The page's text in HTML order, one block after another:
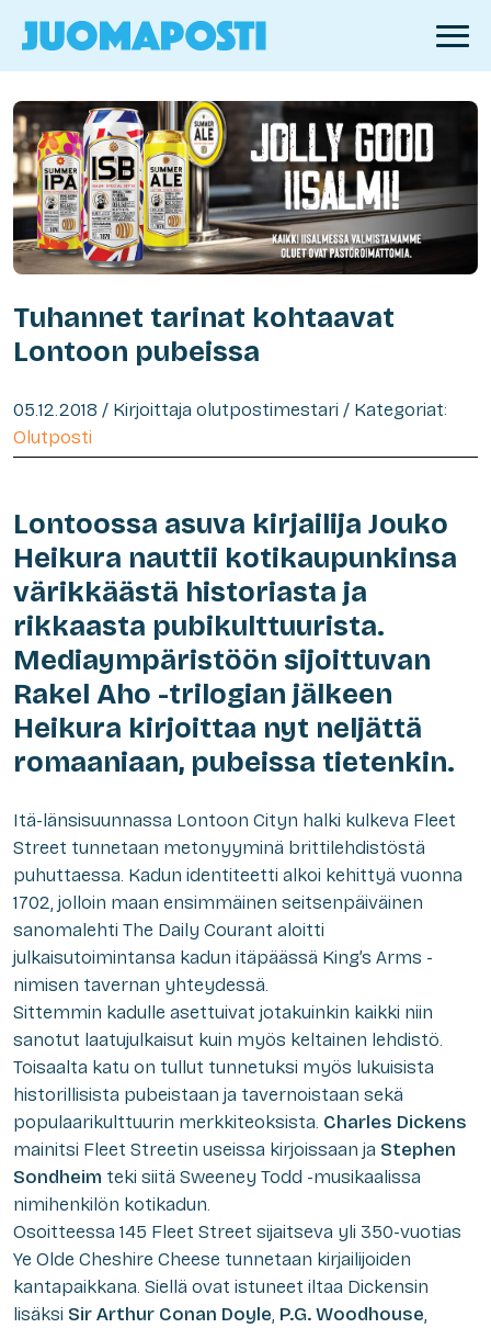
Tuhannet tarinat kohtaavat
Lontoon pubeissa
05.12.2018 / Kirjoittaja olutpostimestari / Kategoriat:
Olutposti
Lontoossa asuva kirjailija Jouko
Heikura nauttii kotikaupunkinsa
värikkäästä historiasta ja
rikkaasta pubikulttuurista.
Mediaympäristöön sijoittuvan
Rakel Aho -trilogian jälkeen
Heikura kirjoittaa nyt neljättä
romaaniaan, pubeissa tietenkin.
Itä-länsisuunnassa Lontoon Cityn halki kulkeva Fleet
Street tunnetaan metonyyminä brittilehdistöstä
puhuttaessa. Kadun identiteetti alkoi kehittyä vuonna
1702, jolloin maan ensimmäinen seitsenpäiväinen
sanomalehti The Daily Courant aloitti
julkaisutoimintansa kadun itäpäässä King’s Arms -
nimisen tavernan yhteydessä.
Sittemmin kadulle asettuivat jotakuinkin kaikki niin
sanotut laatujulkaisut kuin myös keltainen lehdistö.
Toisaalta katu on tullut tunnetuksi myös lukuisista
historillisista pubeistaan ja tavernoistaan sekä
populaarikulttuurin merkkiteoksista. Charles Dickens
mainitsi Fleet Streetin useissa kirjoissaan ja Stephen
Sondheim teki siitä Sweeney Todd -musikaalissa
nimihenkilön kotikadun.
Osoitteessa 145 Fleet Street sijaitseva yli 350-vuotias
Ye Olde Cheshire Cheese tunnetaan kirjailijoiden
kantapaikkana. Siellä ovat istuneet iltaa Dickensin
lisäksi Sir Arthur Conan Doyle, P.G. Woodhouse,